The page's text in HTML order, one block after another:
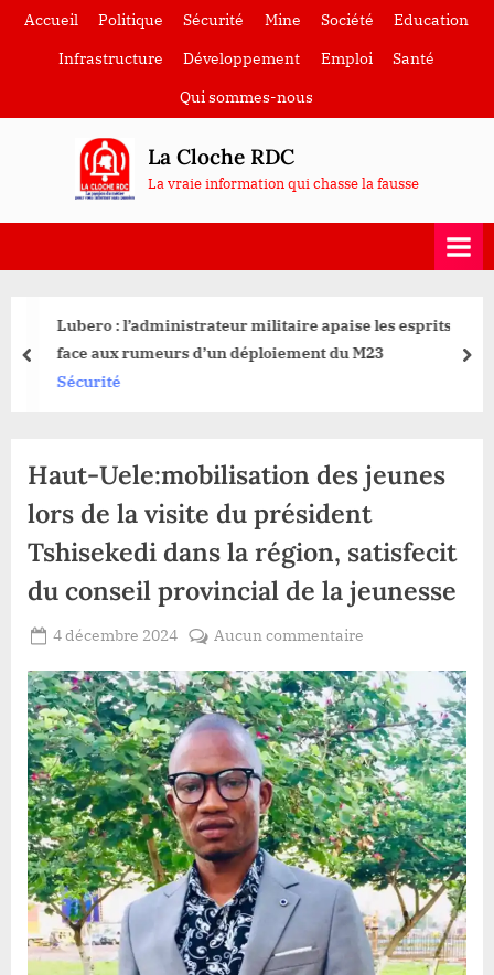
SkipAccueil Politique Sécurité Mine Société
Education
Infrastructure
Développement Emploi
Santé
Qui sommes-nous
La Cloche RDC
La vraie information qui chasse la fausse
Lubero : l’administrateur militaire apaise les esprits
face aux rumeurs d’un déploiement du M23
Sécurité
prev
Haut-Uele:mobilisation des jeunes
lors de la visite du président
Tshisekedi dans la région, satisfecit
du conseil provincial de la jeunesse
Posted
4 décembre 2024
ROMEO
Aucun commentaire
Uele:mobilisation
des
jeunes
lors
de
la
visite
du
président
Tshisekedi
dans
la